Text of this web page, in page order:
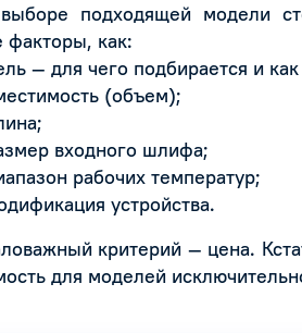
подходящей модели
факторы, как:
— для чего подбирается и как
(объем);
входного шлифа;
рабочих температур;
устройства.
критерий — цена.
для моделей